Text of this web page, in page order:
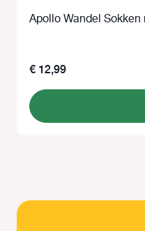
Apollo Wandel
€ 12,99